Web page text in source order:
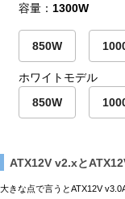
容量： 1300W
850W
ホワイトモデル
850W
ATX12V v2.xと
大きな点で言うとATX12V